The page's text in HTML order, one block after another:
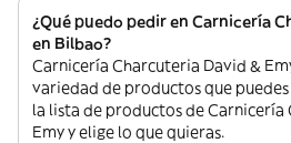
¿Qué puedo pedir en Carnicería
en Bilbao?
Carnicería Charcuteria David &
variedad de productos que puedes
la lista de productos de Carnicería
Emy y elige lo que quieras.